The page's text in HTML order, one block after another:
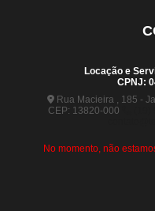
Locação e
CPNJ:
Rua Macieira , 185 -
CEP: 13820-000
No momento, não